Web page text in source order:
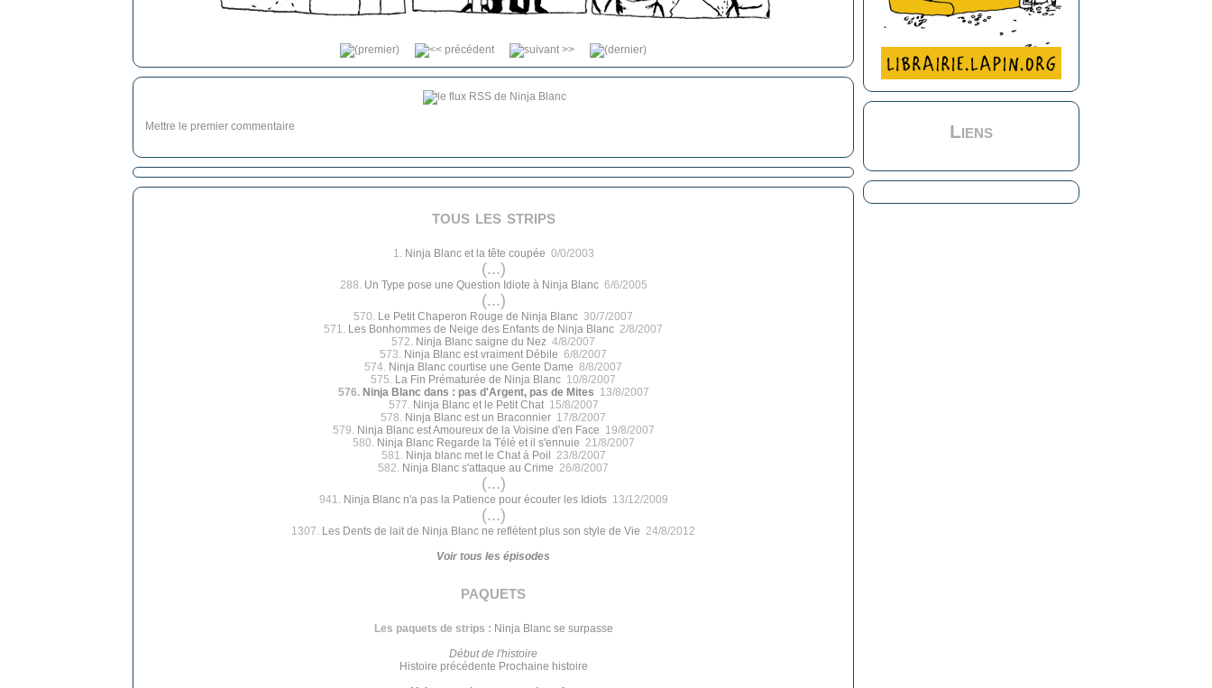
Mettre le premier commentaire
tous les strips
1. Ninja Blanc et la tête coupée 0/0/2003
(...)
288. Un Type pose une Question Idiote à Ninja Blanc6/6/2005
(...)
570. Le Petit Chaperon Rouge de Ninja Blanc 30/7/2007
571. Les Bonhommes de Neige des Enfants de Ninja Blanc 2/8/2007
572. Ninja Blanc saigne du Nez 4/8/2007
573. Ninja Blanc est vraiment Débile 6/8/2007
574. Ninja Blanc courtise une Gente Dame 8/8/2007
575. La Fin Prématurée de Ninja Blanc 10/8/2007
576. Ninja Blanc dans : pas d'Argent, pas de Mites 13/8/2007
577. Ninja Blanc et le Petit Chat15/8/2007
578. Ninja Blanc est un Braconnier 17/8/2007
579. Ninja Blanc est Amoureux de la Voisine d'en Face 19/8/2007
580. Ninja Blanc Regarde la Télé et il s'ennuie 21/8/2007
581.
Ninja blanc met le Chat à Poil 23/8/2007
582. Ninja Blanc s'attaque au Crime 26/8/2007
(...)
941. Ninja Blanc n'a pas la Patience pour écouter les Idiots13/12/2009
(...)
1307. Les Dents de lait de Ninja Blanc ne reflètent plus son style de Vie 24/8/2012
Voir tous les épisodes
paquets
Les paquets de strips : Ninja Blanc se surpasse
Début de l'histoire
Histoire précédente Prochaine histoire
Liens